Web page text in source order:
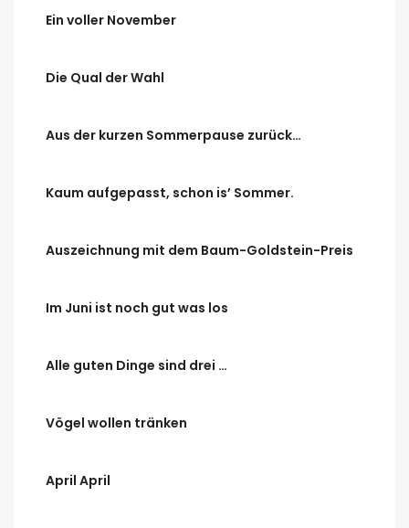
Ein voller November
Die Qual der Wahl
Aus der kurzen Sommerpause zurück…
Kaum aufgepasst, schon is’ Sommer.
Auszeichnung mit dem Baum-Goldstein-Preis
Im Juni ist noch gut was los
Alle guten Dinge sind drei …
Vögel wollen tränken
April April